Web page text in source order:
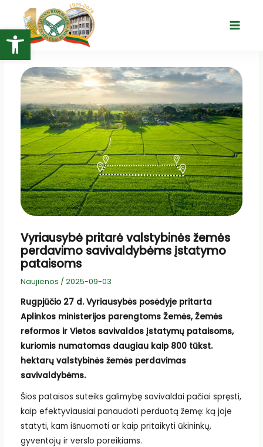
Open toolbar
turinio
Main
Vyriausybė pritarė valstybinės žemės
perdavimo savivaldybėms įstatymo
pataisoms
Naujienos / 2025-09-03
Rugpjūčio 27 d. Vyriausybės posėdyje pritarta
Aplinkos ministerijos parengtoms Žemės, Žemės
reformos ir Vietos savivaldos įstatymų pataisoms,
kuriomis numatomas daugiau kaip 800 tūkst.
hektarų valstybinės žemės perdavimas
savivaldybėms.
Šios pataisos suteiks galimybę savivaldai pačiai spręsti,
kaip efektyviausiai panaudoti perduotą žemę: ką joje
statyti, kam išnuomoti ar kaip pritaikyti ūkininkų,
gyventojų ir verslo poreikiams.